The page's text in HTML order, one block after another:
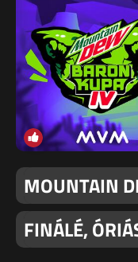
MOUNTAIN
FINÁLÉ,